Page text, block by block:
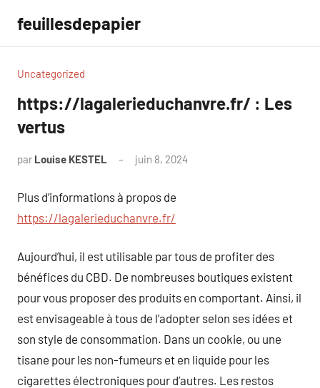
contenu
feuillesdepapier
Uncategorized
https://lagalerieduchanvre.fr/ : Les
vertus
par Louise KESTEL juin 8, 2024
Plus d’informations à propos de
https://lagalerieduchanvre.fr/
Aujourd’hui, il est utilisable par tous de profiter des
bénéfices du CBD. De nombreuses boutiques existent
pour vous proposer des produits en comportant. Ainsi, il
est envisageable à tous de l’adopter selon ses idées et
son style de consommation. Dans un cookie, ou une
tisane pour les non-fumeurs et en liquide pour les
cigarettes électroniques pour d’autres. Les restos